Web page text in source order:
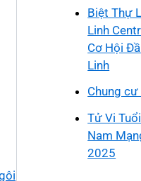
Biệt Thự
Linh
Cơ Hội
Linh
Chung
Tử Vi
Nam
2025